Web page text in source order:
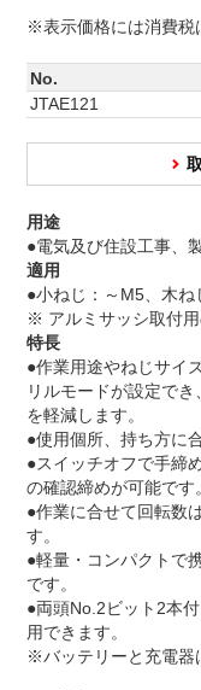
※表示価格には消費税
No.
JTAE121
用途
●電気及び住設工事、
適用
●小ねじ：～M5、木
※ アルミサッシ取付
特長
●作業用途やねじサイ
リルモードが設定で
を軽減します。
●使用個所、持ち方に
●スイッチオフで手締
の確認締めが可能です。
●作業に合せて回転数
す。
●軽量・コンパクトで
です。
●両頭No.2ビット2本付
用できます。
※バッテリーと充電器